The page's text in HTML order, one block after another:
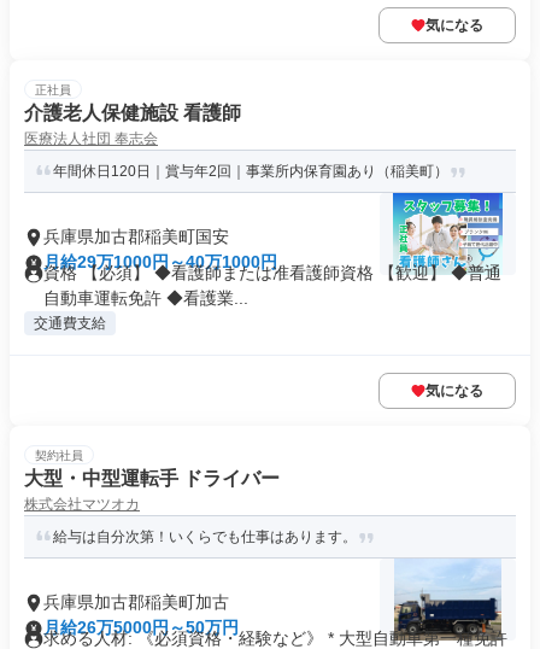
気になる
正社員
介護老人保健施設 看護師
医療法人社団 奉志会
年間休日120日｜賞与年2回｜事業所内保育園あり（稲美町）
兵庫県加古郡稲美町国安
月給29万1000円～40万1000円
資格 【必須】 ◆看護師または准看護師資格 【歓迎】 ◆普通
自動車運転免許 ◆看護業...
交通費支給
気になる
契約社員
大型・中型運転手 ドライバー
株式会社マツオカ
給与は自分次第！いくらでも仕事はあります。
兵庫県加古郡稲美町加古
月給26万5000円～50万円
求める人材: 《必須資格・経験など》 * 大型自動車第一種免許